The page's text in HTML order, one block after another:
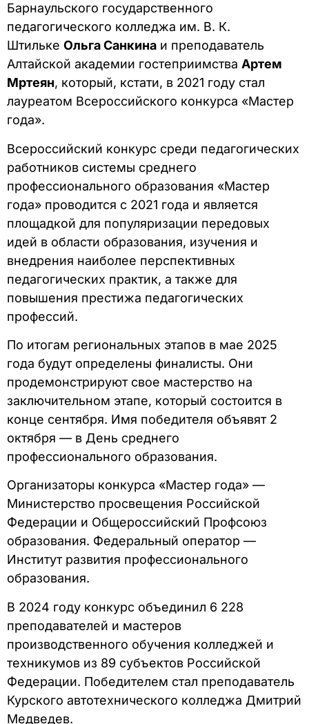
Барнаульского государственного
педагогического колледжа им. В. К.
Штильке Ольга Санкина и преподаватель
Алтайской академии гостеприимства Артем
Мртеян, который, кстати, в 2021 году стал
лауреатом Всероссийского конкурса «Мастер
года».
Всероссийский конкурс среди педагогических
работников системы среднего
профессионального образования «Мастер
года» проводится с 2021 года и является
площадкой для популяризации передовых
идей в области образования, изучения и
внедрения наиболее перспективных
педагогических практик, а также для
повышения престижа педагогических
профессий.
По итогам региональных этапов в мае 2025
года будут определены финалисты. Они
продемонстрируют свое мастерство на
заключительном этапе, который состоится в
конце сентября. Имя победителя объявят 2
октября — в День среднего
профессионального образования.
Организаторы конкурса «Мастер года» —
Министерство просвещения Российской
Федерации и Общероссийский Профсоюз
образования. Федеральный оператор —
Институт развития профессионального
образования.
В 2024 году конкурс объединил 6 228
преподавателей и мастеров
производственного обучения колледжей и
техникумов из 89 субъектов Российской
Федерации. Победителем стал преподаватель
Курского автотехнического колледжа Дмитрий
Медведев.